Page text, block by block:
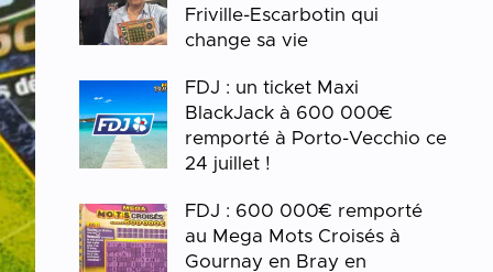
Friville-Escarbotin qui
change sa vie
FDJ : un ticket Maxi
BlackJack à 600 000€
remporté à Porto-Vecchio ce
24 juillet !
FDJ : 600 000€ remporté
au Mega Mots Croisés à
Gournay en Bray en